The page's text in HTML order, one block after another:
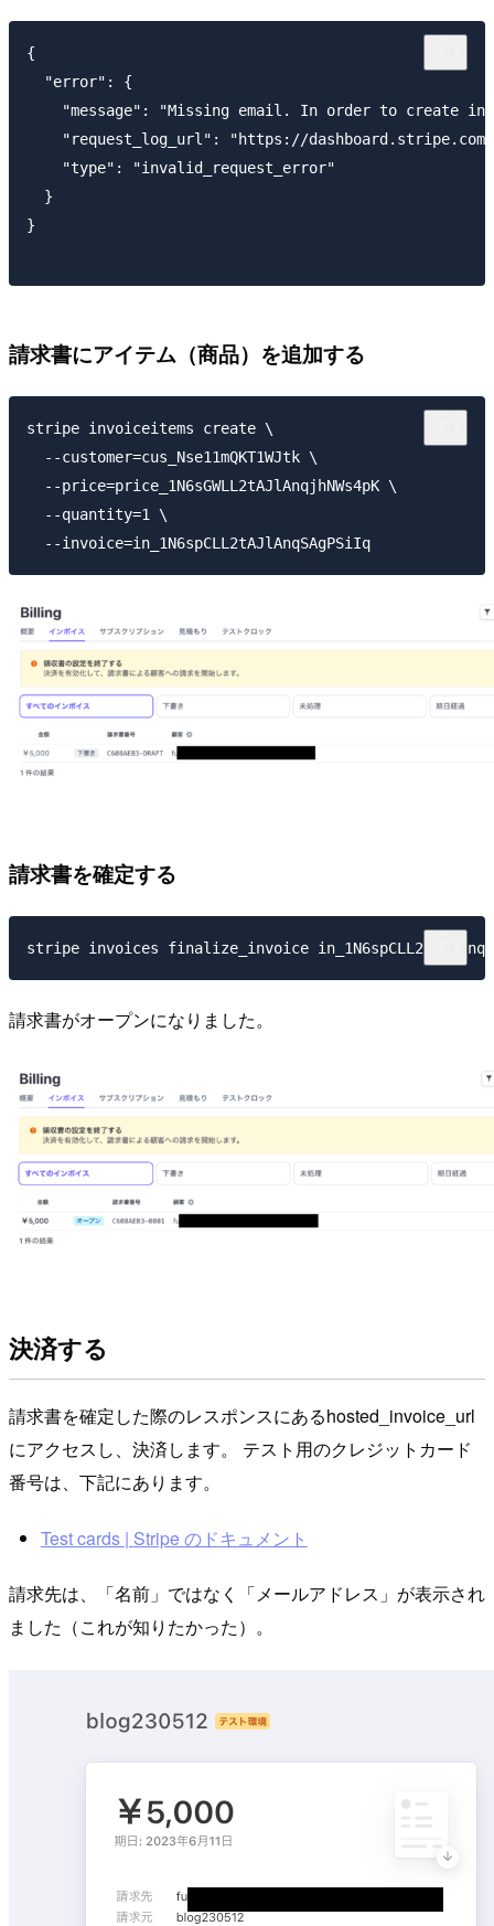
{
  "error": {
"message": "Missing email. In order to create
"request_log_url": "https://
    "type": "invalid_request_error"
  }
}
請求書にアイテム（商品）を追加する
stripe invoiceitems create \
  --customer=cus_Nse11mQKT1WJtk \
  --price=price_1N6sGWLL2tAJlAnqjhNWs4pK \
  --quantity=1 \
請求書を確定する
請求書がオープンになりました。
決済する
請求書を確定した際のレスポンスにあるhosted_invoice_url
にアクセスし、決済します。 テスト用のクレジットカード
番号は、下記にあります。
Test cards | Stripe のドキュメント
請求先は、「名前」ではなく「メールアドレス」が表示され
ました（これが知りたかった）。